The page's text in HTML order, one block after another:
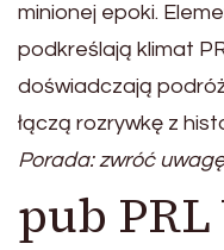
minionej epoki.
podkreślają klimat
doświadczają
łączą rozrywkę z
Porada: zwróć
pub PRL